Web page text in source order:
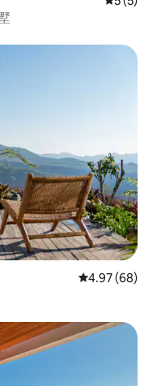
平均评分 4.97
4.97 (68)